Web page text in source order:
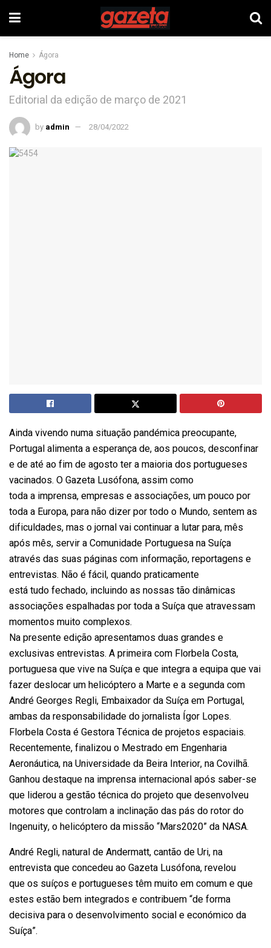
Home Ágora
Ágora
Editorial da edição de março de 2021
by admin 28/04/2022
Ainda vivendo numa situação pandémica preocupante,
Portugal alimenta a esperança de, aos poucos, desconfinar
e de até ao fim de agosto ter a maioria dos portugueses
vacinados. O Gazeta Lusófona, assim como
toda a imprensa, empresas e associações, um pouco por
toda a Europa, para não dizer por todo o Mundo, sentem as
dificuldades, mas o jornal vai continuar a lutar para, mês
após mês, servir a Comunidade Portuguesa na Suíça
através das suas páginas com informação, reportagens e
entrevistas. Não é fácil, quando praticamente
está tudo fechado, incluindo as nossas tão dinâmicas
associações espalhadas por toda a Suíça que atravessam
momentos muito complexos.
Na presente edição apresentamos duas grandes e
exclusivas entrevistas. A primeira com Florbela Costa,
portuguesa que vive na Suíça e que integra a equipa que vai
fazer deslocar um helicóptero a Marte e a segunda com
André Georges Regli, Embaixador da Suíça em Portugal,
ambas da responsabilidade do jornalista Ígor Lopes.
Florbela Costa é Gestora Técnica de projetos espaciais.
Recentemente, finalizou o Mestrado em Engenharia
Aeronáutica, na Universidade da Beira Interior, na Covilhã.
Ganhou destaque na imprensa internacional após saber-se
que liderou a gestão técnica do projeto que desenvolveu
motores que controlam a inclinação das pás do rotor do
Ingenuity, o helicóptero da missão “Mars2020” da NASA.
André Regli, natural de Andermatt, cantão de Uri, na
entrevista que concedeu ao Gazeta Lusófona, revelou
que os suíços e portugueses têm muito em comum e que
estes estão bem integrados e contribuem “de forma
decisiva para o desenvolvimento social e económico da
Suíça”.